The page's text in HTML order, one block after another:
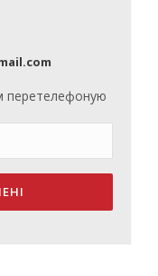
перетелефоную